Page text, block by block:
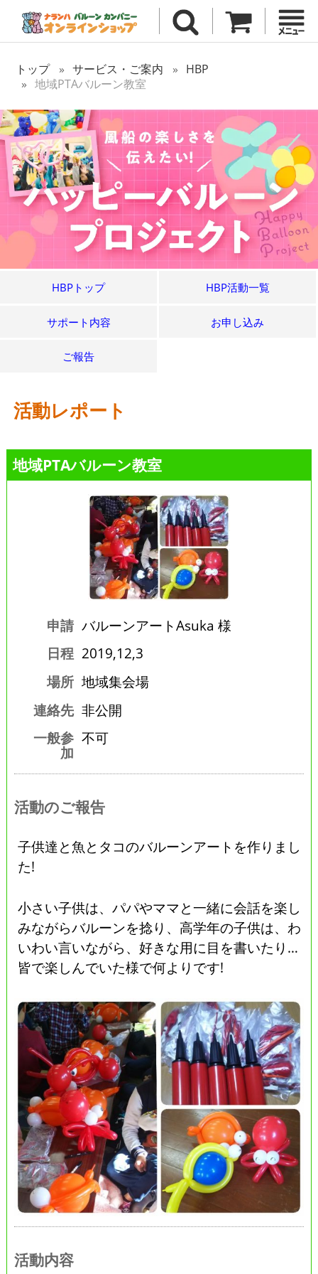
トップ サービス・ご案内
HBP
地域PTAバルーン教室
HBPトップ HBP活動一覧
サポート内容 お申し込み
ご報告
活動レポート
地域PTAバルーン教室
申請 バルーンアートAsuka 様
日程 2019,12,3
場所 地域集会場
連絡先 非公開
一般参
加
不可
活動のご報告
子供達と魚とタコのバルーンアートを作りまし
た!
小さい子供は、パパやママと一緒に会話を楽し
みながらバルーンを捻り、高学年の子供は、わ
いわい言いながら、好きな用に目を書いたり…
皆で楽しんでいた様で何よりです!
活動内容